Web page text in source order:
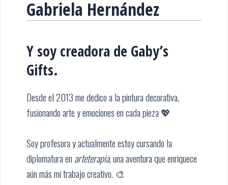
Gabriela Hernández
Y soy creadora de Gaby’s
Gifts.
Desde el 2013 me dedico a la pintura decorativa,
fusionando arte y emociones en cada pieza 💖
Soy profesora y actualmente estoy cursando la
diplomatura en arteterapia, una aventura que enriquece
aún más mi trabajo creativo. 🎨